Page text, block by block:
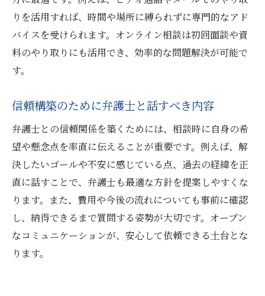
りを活用すれば、時間や場所に縛られずに専門的なアド
バイスを受けられます。オンライン相談は初回面談や資
料のやり取りにも活用でき、効率的な問題解決が可能で
す。
信頼構築のために弁護士と話すべき内容
弁護士との信頼関係を築くためには、相談時に自身の希
望や懸念点を率直に伝えることが重要です。例えば、解
決したいゴールや不安に感じている点、過去の経緯を正
直に話すことで、弁護士も最適な方針を提案しやすくな
ります。また、費用や今後の流れについても事前に確認
し、納得できるまで質問する姿勢が大切です。オープン
なコミュニケーションが、安心して依頼できる土台とな
ります。